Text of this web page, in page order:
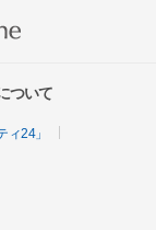
ついて
24」